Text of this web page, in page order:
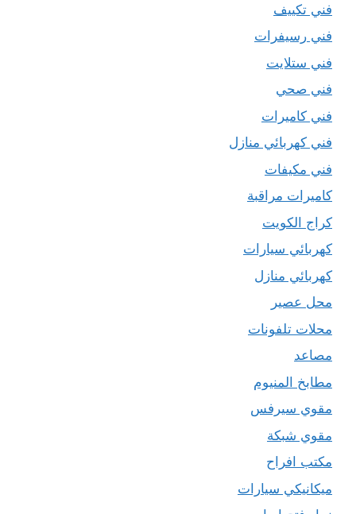
فني تكييف
فني رسيفرات
فني ستلايت
فني صحي
فني كاميرات
فني كهربائي منازل
فني مكيفات
كاميرات مراقبة
كراج الكويت
كهربائي سيارات
كهربائي منازل
محل عصير
محلات تلفونات
مصاعد
مطابخ المنيوم
مقوي سيرفس
مقوي شبكة
مكتب افراح
ميكانيكي سيارات